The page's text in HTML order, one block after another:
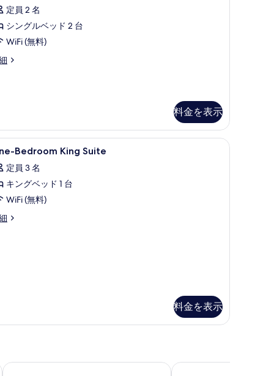
定員 2 名
シングルベッド 2 台
WiFi (無料)
料金を表示
(室内)、デスク 高級寝具、ミニバー、セーフティボックス (
7 Bedroom King Suite
定員 3 名
キングベッド 1 台
WiFi (無料)
料金を表示
ラ
アロフト by マリオット アル ミナ、ドバイローブ バールドバイ